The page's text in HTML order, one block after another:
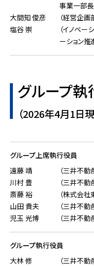
事業一部長
大間知 俊彦
（経営企画
塩谷 崇
（イノベー
ーション推
グループ執
（2026年4月1日現
グループ上席執行役員
遠藤 靖
（三井不動
川村 豊
（三井不
斎藤 裕
（株式会社
山田 貴夫
（三井不動
児玉 光博
（三井不動
グループ執行役員
大林 修
（三井不